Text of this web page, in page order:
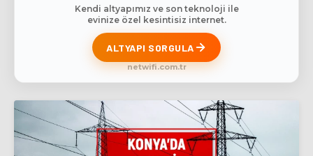
Kendi altyapımız ve son teknoloji ile
evinize özel kesintisiz internet.
ALTYAPI SORGULA
netwifi.com.tr